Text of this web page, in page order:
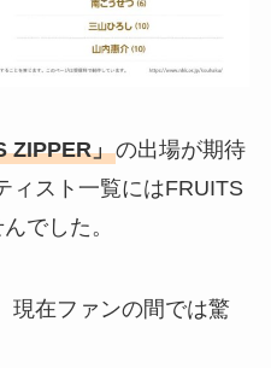
ZIPPER」の出場が期待
ィスト一覧にはFRUITS
でした。
現在ファンの間では驚